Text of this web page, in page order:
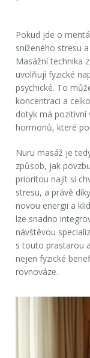
Pokud jde o
sníženého stresu
Masážní technika
uvolňují fyzické
psychické. To
koncentraci a
dotyk má pozitivní
hormonů, které
Nuru masáž je
způsob, jak
prioritou najít si
stresu, a právě
novou energii a
lze snadno
návštěvou
s touto prastarou
nejen fyzické
rovnováze.